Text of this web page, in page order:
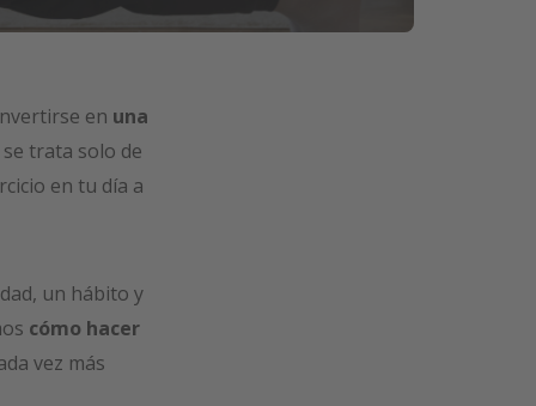
en una
trata solo de
en tu día a
un hábito y
cómo hacer
vez más